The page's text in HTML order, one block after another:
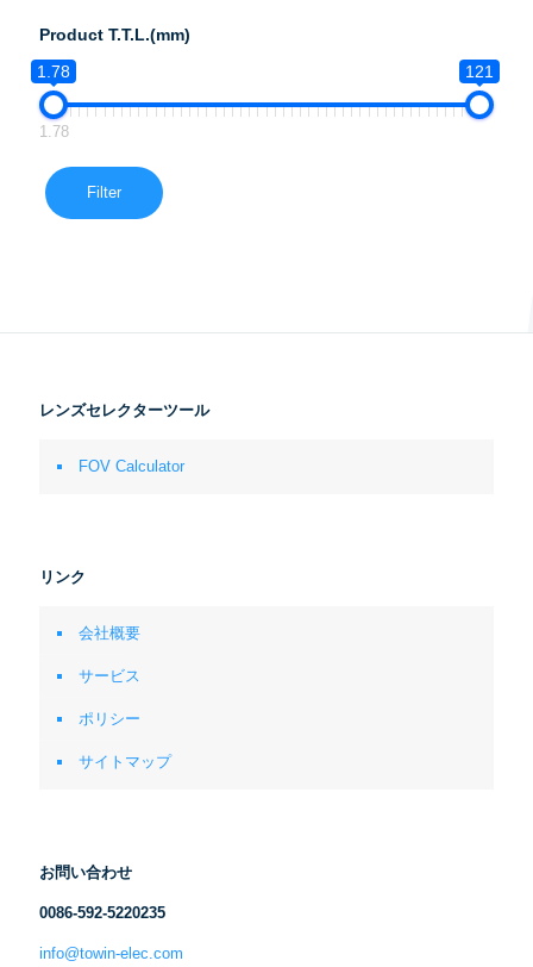
Product T.T.L.(mm)
1.78
121
1.78
Filter
レンズセレクターツール
FOV Calculator
リンク
会社概要
サービス
ポリシー
サイトマップ
お問い合わせ
0086-592-5220235
info@towin-elec.com